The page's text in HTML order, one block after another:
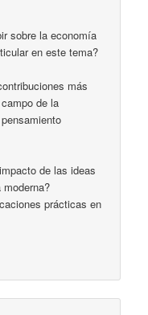
sobre la economía
en este tema?
más
de la
de las ideas
prácticas en